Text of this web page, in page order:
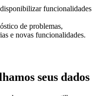
funcionalidades
de problemas,
e novas funcionalidades.
seus dados